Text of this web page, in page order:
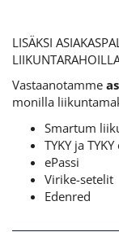
LISÄKSI
Vastaanotamme
monilla
Smartum
TYKY ja
ePassi
Virike-setelit
Edenred